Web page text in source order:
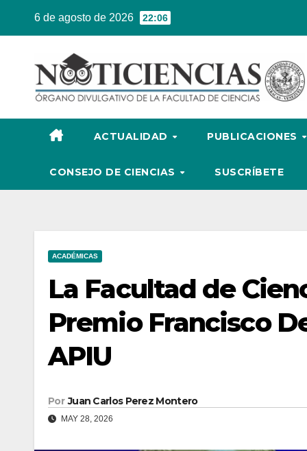
6 de agosto de 2026 22:06
ACTUALIDAD PUBLICACIONES
CONSEJO DE CIENCIAS SUSCRÍBETE
ACADÉMICAS
La Facultad de
Premio Francisco
APIU
Por Juan Carlos Perez Montero
MAY 28, 2026